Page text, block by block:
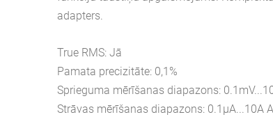
adapters.
True RMS: Jā
Pamata precizitāte: 0,1%
Sprieguma mērīšanas diapazons:
Strāvas mērīšanas diapazons: 0.1μA...10A